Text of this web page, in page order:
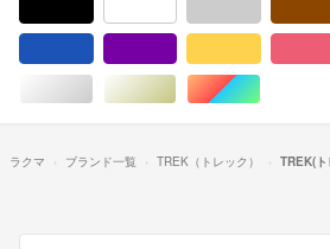
シルバー/銀色系ゴールド/金色系マルチカ
ラクマ ブランド一覧 TREK（トレック） TREK(